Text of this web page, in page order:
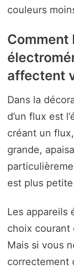
couleurs
Comment
affectent
Dans la
d’un flux est
créant un
grande,
est plus
Les appareils
choix courant
Mais si vous
correctement